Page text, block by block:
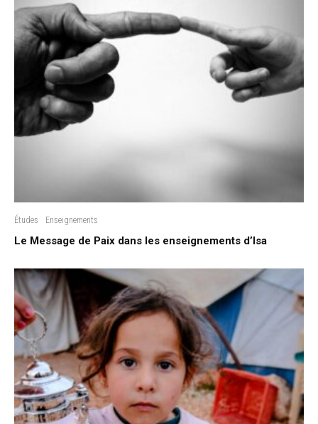
Études Enseignements
Le Message de Paix dans les enseignements d’Isa